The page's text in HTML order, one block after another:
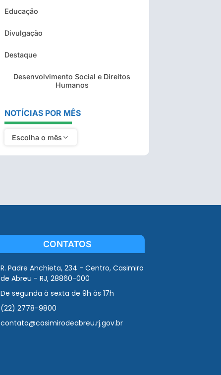
Educação
Divulgação
Destaque
Desenvolvimento Social e Direitos
Humanos
NOTÍCIAS POR MÊS
Escolha o mês
CONTATOS
R. Padre Anchieta, 234 - Centro, Casimiro
de Abreu - RJ, 28860-000
De segunda à sexta de 9h às 17h
(22) 2778-9800
contato@casimirodeabreu.rj.gov.br